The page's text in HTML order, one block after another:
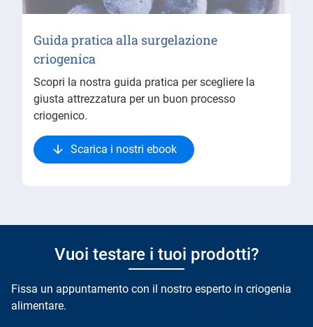
Guida pratica alla surgelazione
criogenica
Scopri la nostra guida pratica per scegliere la
giusta attrezzatura per un buon processo
criogenico.
Scarica i nostri ebook
Vuoi testare i tuoi prodotti?
Fissa un appuntamento con il nostro esperto in criogenia
alimentare.